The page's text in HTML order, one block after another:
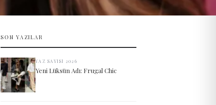
SON YAZILAR
YAZ SAYISI 2026
Yeni Lüksün Adı: Frugal Chic